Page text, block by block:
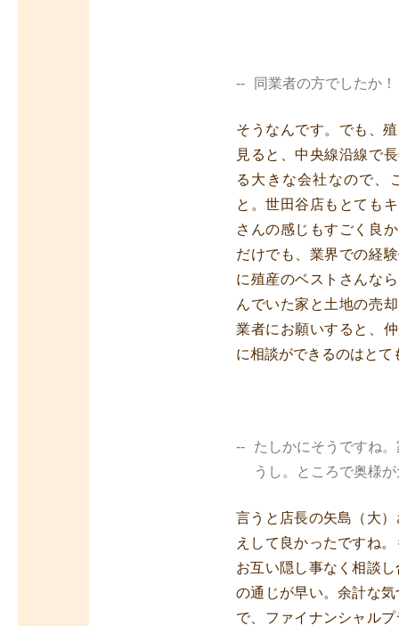
同業者の方でしたか！
そうなんです。でも、
見ると、中央線沿線で
る大きな会社なので、
と。世田谷店もとても
さんの感じもすごく良
だけでも、業界での経
に殖産のベストさんな
んでいた家と土地の売
業者にお願いすると、
に相談ができるのはと
たしかにそうですね
うし。ところで奥様
言うと店長の矢島（大
えして良かったですね
お互い隠し事なく相談
の通じが早い。余計な
で、ファイナンシャル